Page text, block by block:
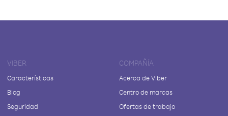
VIBER
Características
Blog
Seguridad
COMPAÑÍA
Acerca de Viber
Centro de marcas
Ofertas de trabajo